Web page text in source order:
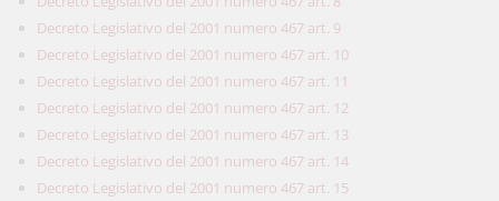
Decreto Legislativo del 2001 numero 467 art. 9
Decreto Legislativo del 2001 numero 467 art. 10
Decreto Legislativo del 2001 numero 467 art. 11
Decreto Legislativo del 2001 numero 467 art. 12
Decreto Legislativo del 2001 numero 467 art. 13
Decreto Legislativo del 2001 numero 467 art. 14
Decreto Legislativo del 2001 numero 467 art. 15